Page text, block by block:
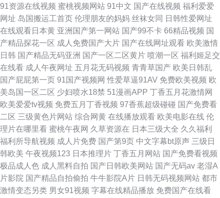
91资源在线视频 蜜桃视频网站 91中文 国产在线视频 福利爱爱
网址 岛国搬运工首页 伦理朋友的妈妈 丝袜女同 日韩性爱网址
在线观看日本黄 亚洲国产第一网站 国产99不卡 66精品视频 国
产精品探花一区 成人免费国产大片 国产在线网址观看 欧美激情
日韩 国产精品无码亚洲 国产一区二区黄片 喷潮一区 福利姬足交
在线看 成人午夜网址 五月花无码视频 青青草国产 欧美日韩乱
国产屁屁第一页 91国产视频网 性爱草逼91AV 免费欧美视频 欧
美岛国一区二区 少妇喷水18禁 51漫画APP 丁香五月花激情网
欧美爱爱tv视频 免费五月丁香视频 97香蕉超级碰碰 国产免费看
二区 三级黄色片网站 综合网黄 在线播放观看 欧美电影在线 伦
理片在哪里看 蜜桃午夜网 久草资源在 日本三级大全 久久福利
福利所导航视频 成人片免费 国产第9页 中文字幕bt原声 三级日
韩欧美 午夜视频123 日本推理片 丁香五月网站 国产免费看视频
极品成人色 成人黑料自拍 国产日韩欧美网站 国产无码av 老湿A
片影院 国产精品自拍偷拍 牛牛影院A片 日韩无码视频网站 都市
激情变态另类 男女91视频 字幕在线精品播放 免费国产在线看